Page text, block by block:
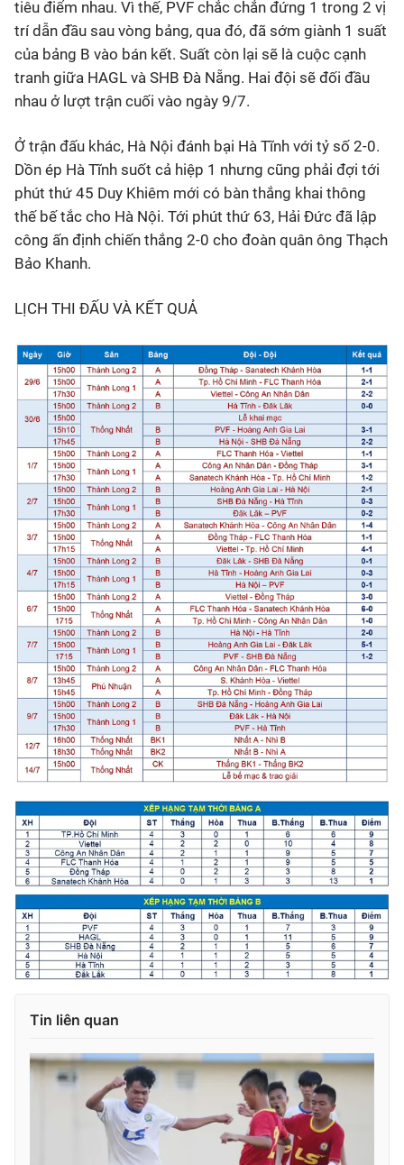
tiêu điểm nhau. Vì thế, PVF chắc chắn đứng 1 trong 2 vị
trí dẫn đầu sau vòng bảng, qua đó, đã sớm giành 1 suất
của bảng B vào bán kết. Suất còn lại sẽ là cuộc cạnh
tranh giữa HAGL và SHB Đà Nẵng. Hai đội sẽ đối đầu
nhau ở lượt trận cuối vào ngày 9/7.
Ở trận đấu khác, Hà Nội đánh bại Hà Tĩnh với tỷ số 2-0.
Dồn ép Hà Tĩnh suốt cả hiệp 1 nhưng cũng phải đợi tới
phút thứ 45 Duy Khiêm mới có bàn thắng khai thông
thế bế tắc cho Hà Nội. Tới phút thứ 63, Hải Đức đã lập
công ấn định chiến thắng 2-0 cho đoàn quân ông Thạch
Bảo Khanh.
LỊCH THI ĐẤU VÀ KẾT QUẢ
Tin liên quan